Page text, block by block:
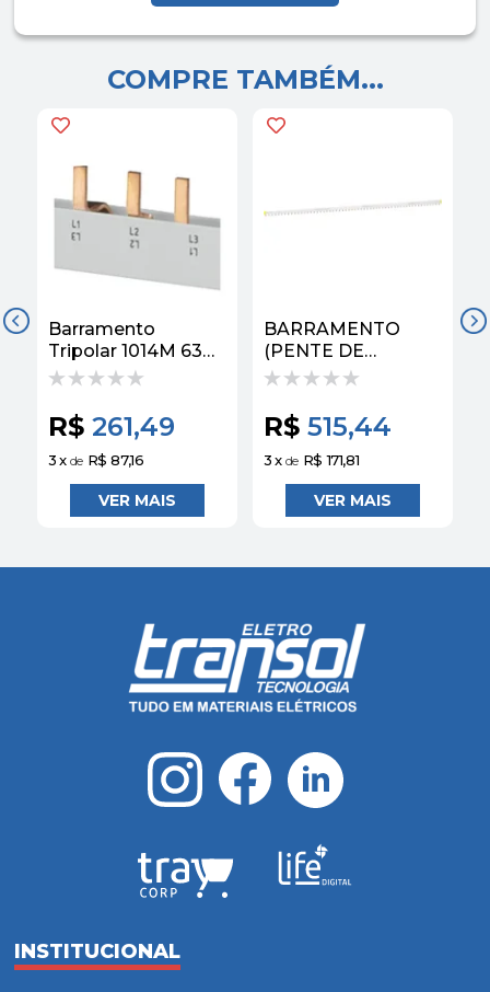
COMPRE TAMBÉM...
Barramento
Tripolar 1014M 63A
5ST37400MB
R$ 261,49
3x de R$ 87,16
BARRAMENTO
(PENTE DE
CONEXAO DE
POLOS TRIPOLAR
100A A9XPH357 |
SCHNEIDER
R$ 515,44
3x de R$ 171,81
INSTITUCIONAL